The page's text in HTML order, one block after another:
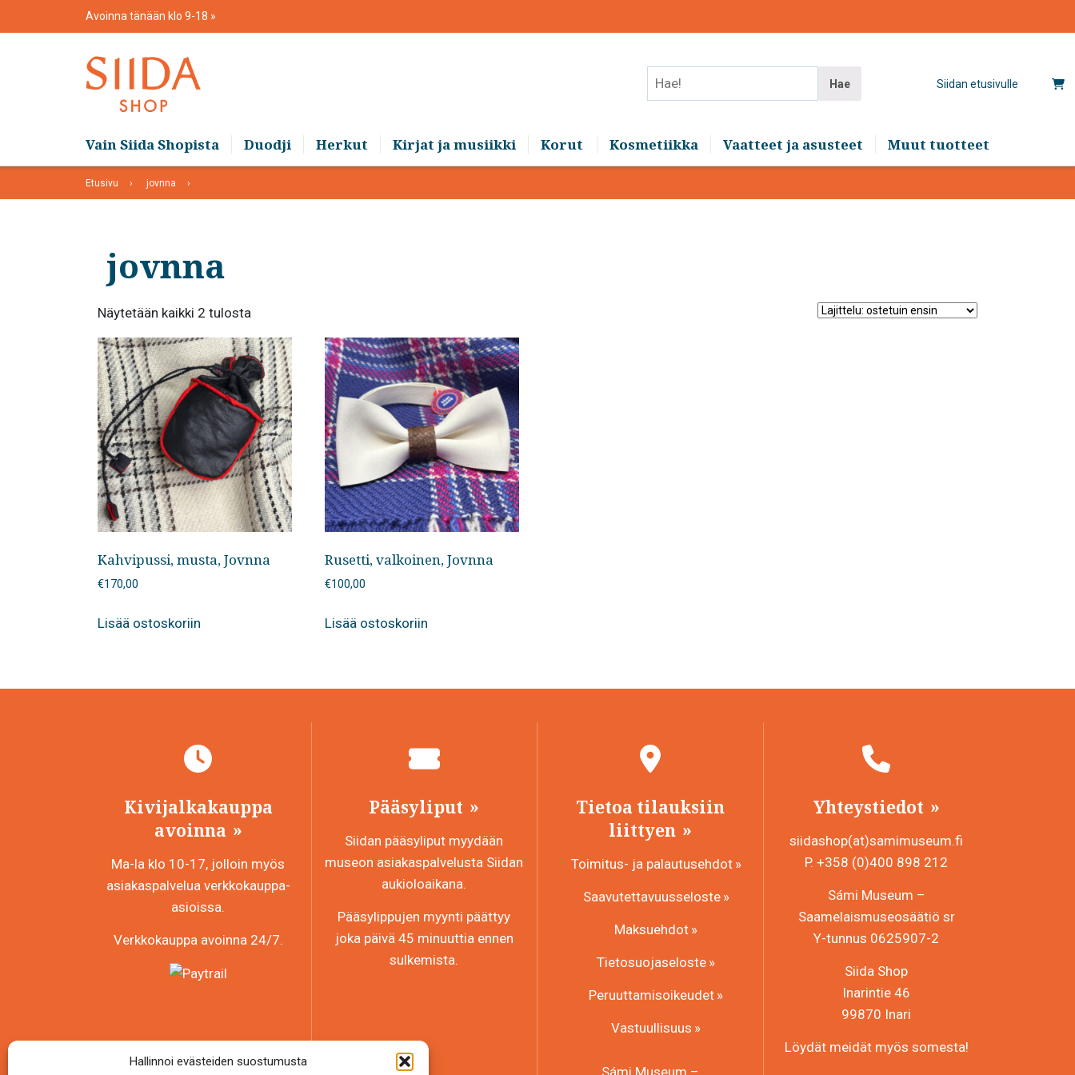
Hallinnoi evästeiden suostumusta
Avoinna tänään klo 9-18
Siidan etusivulle
Hae
Vain Siida Shopista Duodji Herkut Kirjat ja musiikki Korut Kosmetiikka Vaatteet ja asusteet Muut tuotteet
Etusivu jovnna
jovnna
Näytetään kaikki 2 tulosta
ensin
Kahvipussi, musta, Jovnna
€170,00
Lisää ostoskoriin
Rusetti, valkoinen, Jovnna
€100,00
Lisää ostoskoriin
Kivijalkakauppa
avoinna
Ma-la klo 10-17, jolloin myös
asiakaspalvelua verkkokauppa-
asioissa.
Verkkokauppa avoinna 24/7.
Pääsyliput
Siidan pääsyliput myydään
museon asiakaspalvelusta Siidan
aukioloaikana.
Pääsylippujen myynti päättyy
joka päivä 45 minuuttia ennen
sulkemista.
Tietoa tilauksiin
liittyen
Toimitus- ja palautusehdot
Saavutettavuusseloste
Maksuehdot
Tietosuojaseloste
Peruuttamisoikeudet
Vastuullisuus
Yhteystiedot
siidashop(at)samimuseum.fi
P. +358 (0)400 898 212
Sámi Museum –
Saamelaismuseosäätiö sr
Y-tunnus 0625907-2
Siida Shop
Inarintie 46
99870 Inari
Löydät meidät myös somesta!